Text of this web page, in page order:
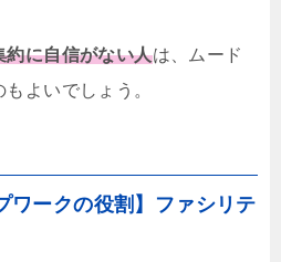
約に自信がない人は、ムード
よいでしょう。
ワークの役割】ファシリテ